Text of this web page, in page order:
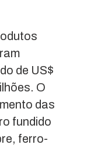
de US$
O
das
fundido
ferro-